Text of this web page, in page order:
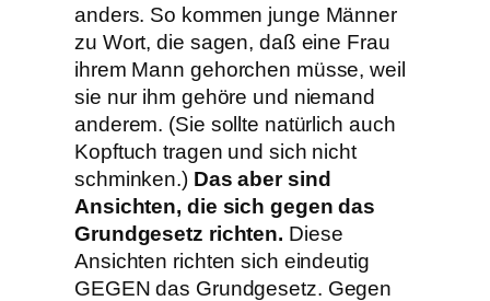
anders. So kommen junge Männer
zu Wort, die sagen, daß eine Frau
ihrem Mann gehorchen müsse, weil
sie nur ihm gehöre und niemand
anderem. (Sie sollte natürlich auch
Kopftuch tragen und sich nicht
schminken.) Das aber sind
Ansichten, die sich gegen das
Grundgesetz richten. Diese
Ansichten richten sich eindeutig
GEGEN das Grundgesetz. Gegen